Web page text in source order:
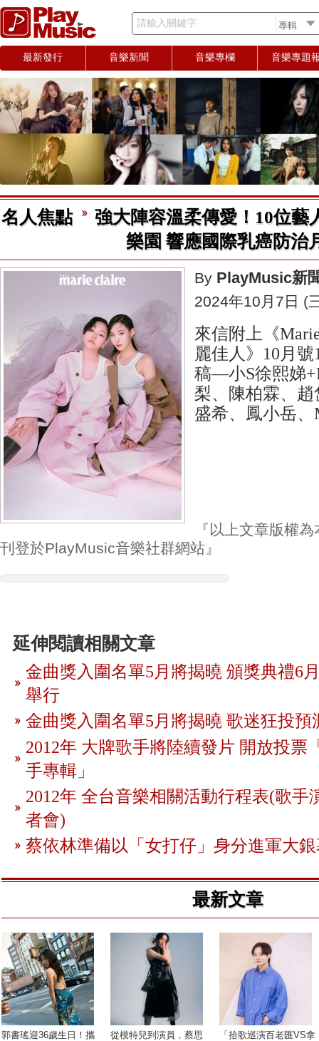
請輸入關鍵字
最新發行 音樂新聞 音樂專欄 音樂專題
名人焦點
強大陣容溫柔傳愛！10位藝
樂園 響應國際乳癌防治
By PlayMusic新
2024年10月7日 (
來信附上《
麗佳人》10月
稿––小S徐熙娣
梨、陳柏霖、
盛希、鳳小岳
『以上文章版權
刊登於PlayMusic音樂社群網站』
延伸閱讀相關文章
金曲獎入圍名單5月將揭曉 頒獎典禮6
舉行
金曲獎入圍名單5月將揭曉 歌迷狂投預
2012年 大牌歌手將陸續發片 開放投票
手專輯」
2012年 全台音樂相關活動行程表(歌手
者會)
蔡依林準備以「女打仔」身分進軍大
最新文章
郭書瑤迎36歲生日！攜
​從模特兒到演員，蔡思
「拾歌巡演百老匯VS拿